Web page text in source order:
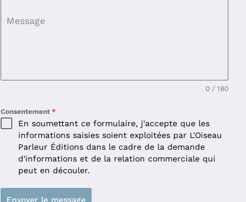
Message
0 / 180
Consentement *
En soumettant ce formulaire, j'accepte que les
informations saisies soient exploitées par L'Oiseau
Parleur Éditions dans le cadre de la demande
d'informations et de la relation commerciale qui
peut en découler.
Envoyer le message